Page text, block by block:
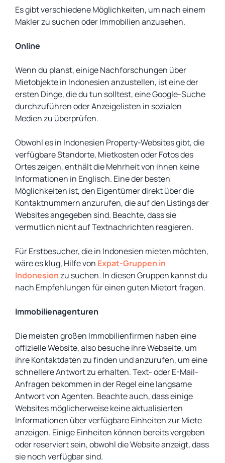
Es gibt verschiedene Möglichkeiten, um nach einem
Makler zu suchen oder Immobilien anzusehen.
Online
Wenn du planst, einige Nachforschungen über
Mietobjekte in Indonesien anzustellen, ist eine der
ersten Dinge, die du tun solltest, eine Google-Suche
durchzuführen oder Anzeigelisten in sozialen
Medien zu überprüfen.
Obwohl es in Indonesien Property-Websites gibt, die
verfügbare Standorte, Mietkosten oder Fotos des
Ortes zeigen, enthält die Mehrheit von ihnen keine
Informationen in Englisch. Eine der besten
Möglichkeiten ist, den Eigentümer direkt über die
Kontaktnummern anzurufen, die auf den Listings der
Websites angegeben sind. Beachte, dass sie
vermutlich nicht auf Textnachrichten reagieren.
Für Erstbesucher, die in Indonesien mieten möchten,
wäre es klug, Hilfe von Expat-Gruppen in
Indonesienzu suchen. In diesen Gruppen kannst du
nach Empfehlungen für einen guten Mietort fragen.
Immobilienagenturen
Die meisten großen Immobilienfirmen haben eine
offizielle Website, also besuche ihre Webseite, um
ihre Kontaktdaten zu finden und anzurufen, um eine
schnellere Antwort zu erhalten. Text- oder E-Mail-
Anfragen bekommen in der Regel eine langsame
Antwort von Agenten. Beachte auch, dass einige
Websites möglicherweise keine aktualisierten
Informationen über verfügbare Einheiten zur Miete
anzeigen. Einige Einheiten können bereits vergeben
oder reserviert sein, obwohl die Website anzeigt, dass
sie noch verfügbar sind.